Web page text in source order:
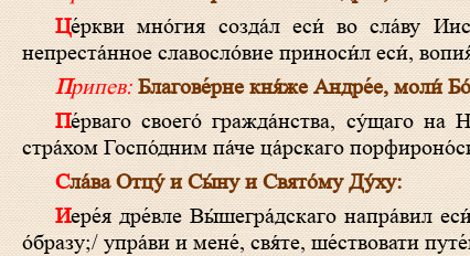
Це́ркви мно́гия созда́л еси́ во сла́ву Иису́са Христа́/ и Пречи́стыя Его́ Ма́тере, всеблаже́нне Андре́е,/ и в них
непреста́нное славосло́вие приноси́л еси́,
Припев: Благове́рне кня́же Андре́е, моли́
Пе́рваго своего́ гражда́нства, су́щаго на Небесе́х,/ любе́зно возжела́л еси́, боголюби́вый кня́же Андре́е,/ сего́ ра́ди
стра́хом Госпо́дним па́че ца́рскаго
Сла́ва Отцу́ и Сы́ну и Свято́му Ду́ху:
Иере́я дре́вле Вы́шегра́дскаго напра́вил еси́, преблаже́нне, спутеше́ствовати тебе́,/ па́че же чудотво́рному Богома́тере
о́бразу;/ упра́ви и мене́, свя́те, ше́ствовати